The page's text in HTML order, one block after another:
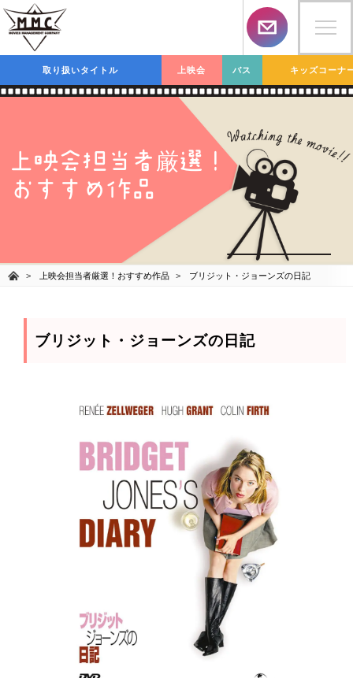
取り扱いタイトル 上映会 バス キッズコーナ
上映会担当者 厳選！
おすすめ作品
上映会担当者厳選！おすすめ作品 ブリジット・ジョーンズの日記
ブリジット・ジョーンズの日記